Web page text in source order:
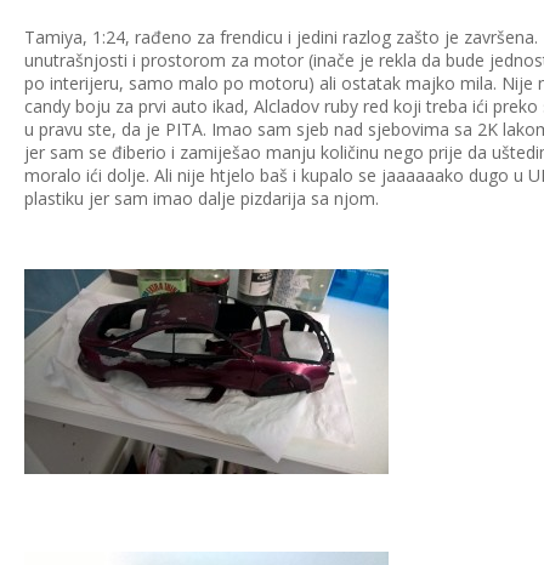
Tamiya, 1:24, rađeno za frendicu i jedini razlog zašto je
unutrašnjosti i prostorom za motor (inače je rekla da bude
po interijeru, samo malo po motoru) ali ostatak majko mila. Nije
candy boju za prvi auto ikad, Alcladov ruby red koji treba ići
u pravu ste, da je PITA. Imao sam sjeb nad sjebovima sa 2K
jer sam se điberio i zamiješao manju količinu nego prije da
moralo ići dolje. Ali nije htjelo baš i kupalo se jaaaaaako dugo u
plastiku jer sam imao dalje pizdarija sa njom.